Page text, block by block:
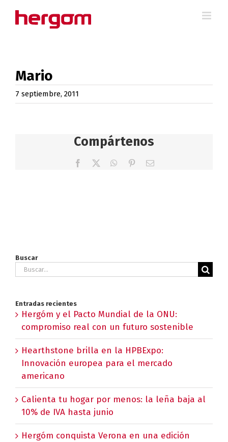
Mario
7 septiembre, 2011
Compártenos
Facebook WhatsApp
PinterestCorreo
Buscar
Buscar:
Entradas recientes
Hergóm y el Pacto Mundial de la ONU:
compromiso real con un futuro sostenible
Hearthstone brilla en la HPBExpo:
Innovación europea para el mercado
americano
Calienta tu hogar por menos: la leña baja al
10% de IVA hasta junio
Hergóm conquista Verona en una edición